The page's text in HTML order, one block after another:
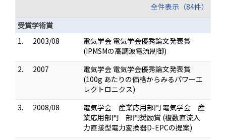
全件表示（84件）
受賞学術賞
1.
2003/08
電気学会 電気学会優秀論文発表賞
(IPMSMの高調波電流制御)
2.
2007
電気学会 電気学会優秀論文発表賞
(100g あたりの価格からみるパワーエ
レクトロニクス)
3.
2008/08
電気学会 産業応用部門 電気学会 産
業応用部門 部門奨励賞 (複数直流入
力直接型電力変換器D-EPCの提案)